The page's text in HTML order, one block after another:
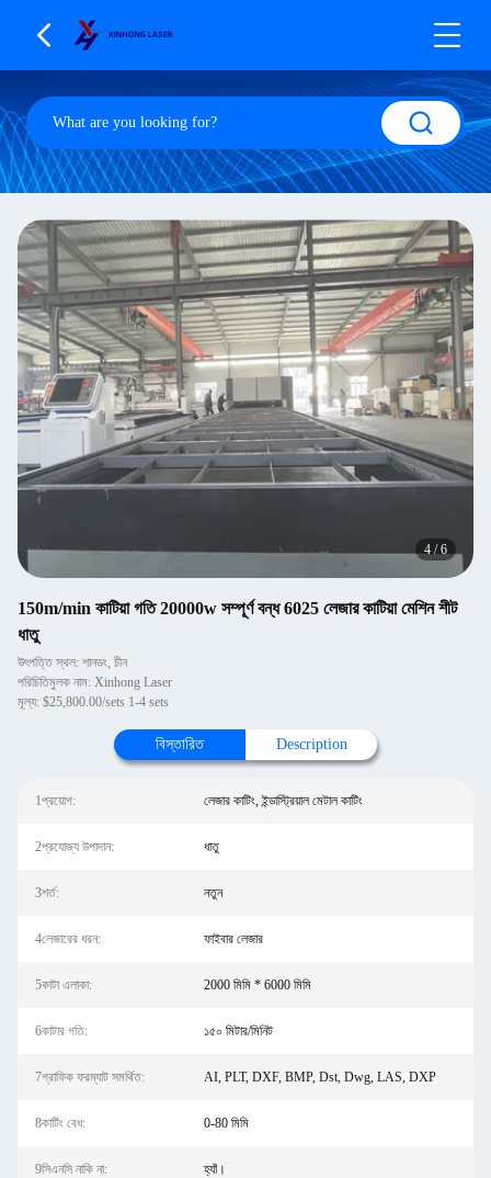
4 /6
150m/min কাটিয়া গতি 20000w সম্পূর্ণ বন্ধ 6025 লেজার কাটিয়া মেশিন শীট
ধাতু
উৎপত্তি স্থল: শানডং, চীন
পরিচিতিমুলক নাম: Xinhong Laser
মূল্য: $25,800.00/sets 1-4 sets
বিস্তারিত Description
1প্রয়োগ: লেজার কাটিং, ইন্ডাস্ট্রিয়াল মেটাল কাটিং
2প্রযোজ্য উপাদান: ধাতু
3শর্ত: নতুন
4লেজারের ধরন: ফাইবার লেজার
5কাটা এলাকা: 2000 মিমি * 6000 মিমি
6কাটার গতি: ১৫০ মিটার/মিনিট
7গ্রাফিক ফরম্যাট সমর্থিত: AI, PLT, DXF, BMP, Dst, Dwg, LAS, DXP
8কাটিং বেধ: 0-80 মিমি
9সিএনসি নাকি না: হ্যাঁ।